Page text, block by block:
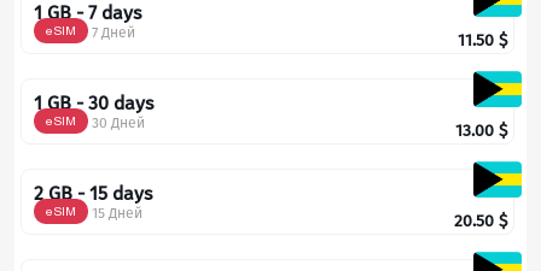
1 GB - 7 days
eSIM 7 Дней 11.50 $
1 GB - 30 days
eSIM 30 Дней 13.00 $
2 GB - 15 days
eSIM 15 Дней 20.50 $